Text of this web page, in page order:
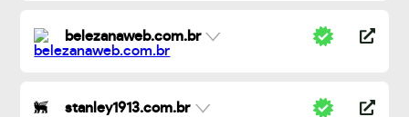
belezanaweb.com.br
stanley1913.com.br